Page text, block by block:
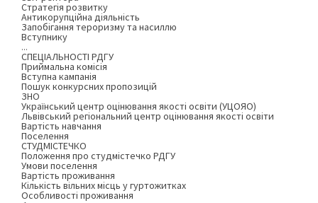
Стратегія розвитку
Антикорупційна діяльність
Запобігання тероризму та насиллю
Вступнику
...
СПЕЦІАЛЬНОСТІ РДГУ
Приймальна комісія
Вступна кампанія
Пошук конкурсних пропозицій
ЗНО
Український центр оцінювання якості освіти (УЦОЯО)
Львівський регіональний центр оцінювання якості освіти
Вартість навчання
Поселення
СТУДМІСТЕЧКО
Положення про студмістечко РДГУ
Умови поселення
Вартість проживання
Кількість вільних місць у гуртожитках
Особливості проживання